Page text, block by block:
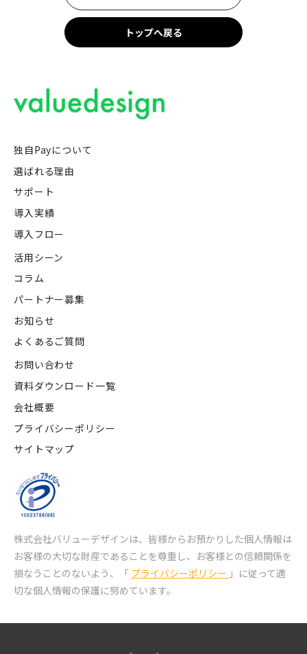
トップへ戻る
独自Payについて
選ばれる理由
サポート
導入実績
導入フロー
活用シーン
コラム
パートナー募集
お知らせ
よくあるご質問
お問い合わせ
資料ダウンロード一覧
会社概要
プライバシーポリシー
サイトマップ
株式会社バリューデザインは、皆様からお預かりした個人情報は
お客様の大切な財産であることを尊重し、 お客様との信頼関係を
損なうことのないよう、「 プライバシーポリシー 」に従って適
切な個人情報の保護に努めています。